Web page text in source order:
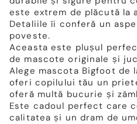
este extrem de plăcută la
Detaliile îi conferă un
poveste.
Aceasta este plușul
de mascote originale și
Alege mascota Bigfoot de
oferi copilului tău un
oferă multă bucurie și
Este cadoul perfect care
calitatea și un dram de